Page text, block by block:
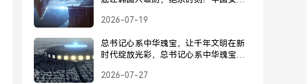
2026-07-19
总书记心系中华瑰宝，让千年文明在新
时代绽放光彩，总书记心系中华瑰宝，
2026-07-27